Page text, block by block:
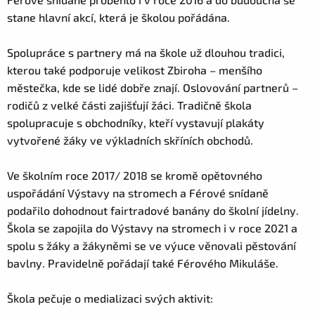
stane hlavní akcí, která je školou pořádána.
Spolupráce s partnery má na škole už dlouhou tradici,
kterou také podporuje velikost Zbiroha – menšího
městečka, kde se lidé dobře znají. Oslovování partnerů –
rodičů z velké části zajišťují žáci. Tradičně škola
spolupracuje s obchodníky, kteří vystavují plakáty
vytvořené žáky ve výkladních skříních obchodů.
Ve školním roce 2017/ 2018 se kromě opětovného
uspořádání Výstavy na stromech a Férové snídaně
podařilo dohodnout fairtradové banány do školní jídelny.
Škola se zapojila do Výstavy na stromech i v roce 2021 a
spolu s žáky a žákyněmi se ve výuce věnovali pěstování
bavlny. Pravidelně pořádají také Férového Mikuláše.
Škola pečuje o medializaci svých aktivit: